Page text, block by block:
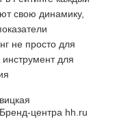
свою динамику,
не просто для
для
центра hh.ru